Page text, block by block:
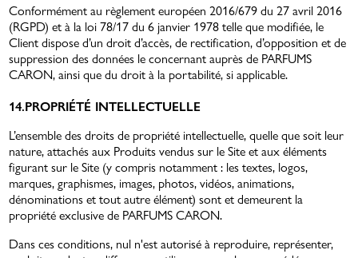
Conformément au règlement européen 2016/679 du 27 avril 2016
(RGPD) et à la loi 78/17 du 6 janvier 1978 telle que modifiée, le
Client dispose d’un droit d’accès, de rectification, d’opposition et de
suppression des données le concernant auprès de PARFUMS
CARON, ainsi que du droit à la portabilité, si applicable.
14.PROPRIÉTÉ INTELLECTUELLE
L’ensemble des droits de propriété intellectuelle, quelle que soit leur
nature, attachés aux Produits vendus sur le Site et aux éléments
figurant sur le Site (y compris notamment : les textes, logos,
marques, graphismes, images, photos, vidéos, animations,
dénominations et tout autre élément) sont et demeurent la
propriété exclusive de PARFUMS CARON.
Dans ces conditions, nul n'est autorisé à reproduire, représenter,